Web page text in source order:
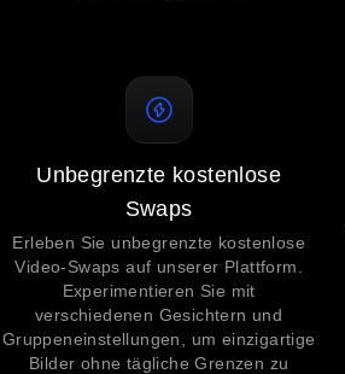
Unbegrenzte kostenlose
Swaps
Erleben Sie unbegrenzte kostenlose
Video-Swaps auf unserer Plattform.
Experimentieren Sie mit
verschiedenen Gesichtern und
Gruppeneinstellungen, um einzigartige
Bilder ohne tägliche Grenzen zu